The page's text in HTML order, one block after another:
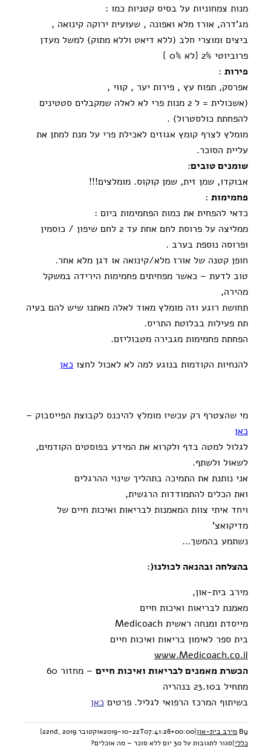
מנות צמחוניות על בסיס קטניות כמו :
מג'דרה, אורז מלא ואפונה , שעועית ירוקה קינואה ,
ביצים ומוצרי חלב (ללא דיאט וללא מתוק) למשל מעדן
פרוביוטי 2% {לא 0% }
פירות :
אפרסק, תפוח עץ , פירות יער , קווי ,
(אשכולית = ל 2 מנות פרי לא לאלה שמקבלים סטטינים
להפחתת כולסטרול) .
מומלץ לצרף קומץ אגוזים לאכילת פרי על מנת למתן את
עליית הסוכר.
שומנים טובים:
אבוקדו, שמן זית, שמן קוקוס. מומלצים!!!
פחמימות :
כדאי להפחית את כמות הפחמימות ביום :
ממליצה על פרוסת לחם אחת עד 2 לחם שיפון / כוסמין
ופרוסה נוספת בערב .
חופן קטנה של אורז מלא/קינואה או דגן מלא אחר.
טוב לדעת – כאשר מפחיתים פחמימות הירידה במשקל
מהירה,
תחושת רוגע וזה מומלץ מאוד לאלה מאתנו שיש להם בעיה
תת פעילות בבלוטת התריס.
הפחתת פחמימות מגבירה מטבוליזם.
להנחיות הקודמות בנוגע למה לא לאכול לחצו כאן
מי שהצטרף רק עכשיו מומלץ להיכנס לקבוצת הפייסבוק –
כאן
לגלול למטה בדף ולקרוא את המידע בפוסטים הקודמים,
לשאול ולשתף.
אני נותנת את התמיכה בתהליך שינוי ההרגלים
ואת הכלים להתמודדות הרגשית,
ויחד איתי צוות המאמנות לבריאות ואיכות חיים של
מדיקואצ'
נשתמע בהמשך…
בהצלחה ובהנאה לכולנו(:
מירב בית-און,
מאמנת לבריאות ואיכות חיים
מייסדת ומנחה ראשית Medicoach
בית ספר לאימון בריאות ואיכות חיים
www.Medicoach.co.il
הכשרת מאמנים לבריאות ואיכות חיים
– מחזור 60
מתחיל ב23.10 בנהריה
בשיתוף המרכז הרפואי לגליל. פרטים כאן
By מירב בית-און|
2019-10-22T07:41:28+00:00אוקטובר 22nd, 2019
|
כללי|סגור לתגובות על 30 יום ללא סוכר – מה אוכלים?